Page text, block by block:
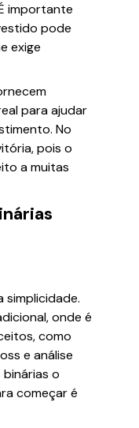
importante
pode
exige
para ajudar
No
pois o
a muitas
simplicidade.
onde é
como
e análise
o
começar é